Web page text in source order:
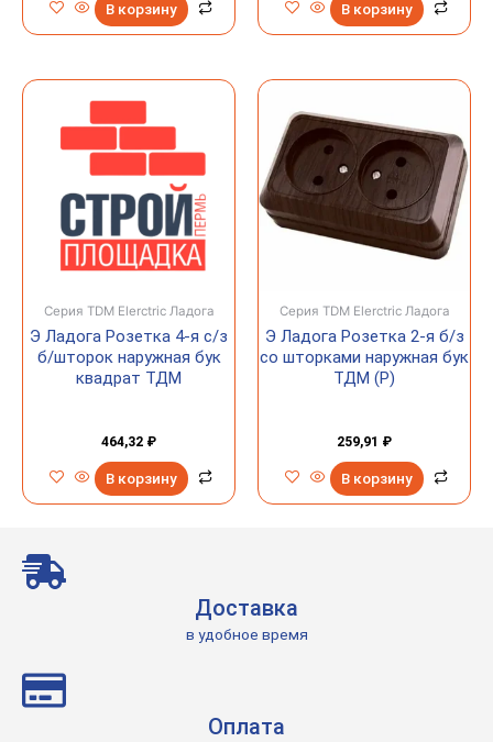
В корзину В корзину
Серия TDM Elerctric Ладога
Э Ладога Розетка 4-я с/з
б/шторок наружная бук
квадрат ТДМ
464,32 ₽
В корзину
Серия TDM Elerctric Ладога
Э Ладога Розетка 2-я б/з
со шторками наружная бук
ТДМ (Р)
259,91 ₽
В корзину
Доставка
в удобное время
Оплата